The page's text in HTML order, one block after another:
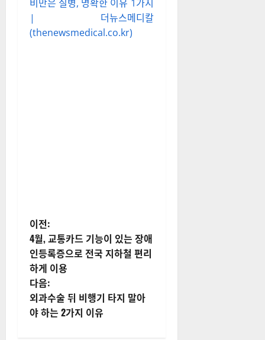
비만은 질병, 명확한 이유 1가지
| 더뉴스메디칼
(thenewsmedical.co.kr)
게
시
물
내
이전:
4월, 교통카드 기능이 있는 장애
인등록증으로 전국 지하철 편리
하게 이용
다음:
외과수술 뒤 비행기 타지 말아
야 하는 2가지 이유